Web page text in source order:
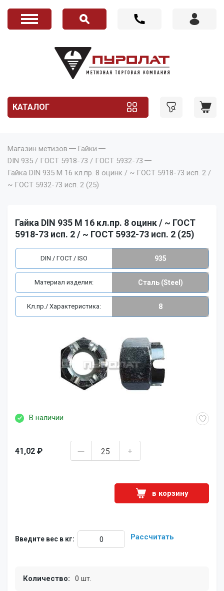
КАТАЛОГ
Магазин метизов
Гайки
DIN 935 / ГОСТ 5918-73 / ГОСТ 5932-73
Гайка DIN 935 M 16 кл.пр. 8 оцинк / ~ ГОСТ 5918-73 исп. 2 /
~ ГОСТ 5932-73 исп. 2 (25)
Гайка DIN 935 M 16 кл.пр. 8 оцинк / ~ ГОСТ
5918-73 исп. 2 / ~ ГОСТ 5932-73 исп. 2 (25)
В наличии
41,02 ₽
в корзину
Введите вес в кг: Рассчитать
Количество: 0 шт.
DIN / ГОСТ / ISO 935
Материал изделия: Сталь (Steel)
Кл.пр./ Характеристика: 8